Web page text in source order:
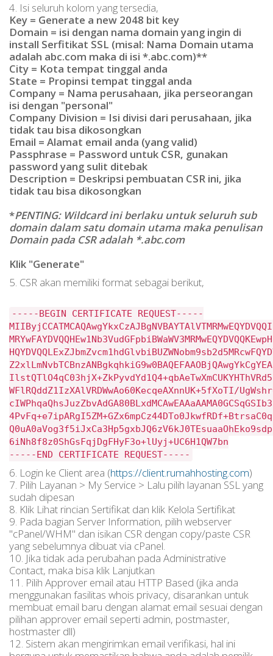
4. Isi seluruh kolom yang tersedia,
Key = Generate a new 2048 bit key
Domain = isi dengan nama domain yang ingin di
install Serfitikat SSL (misal: Nama Domain utama
adalah abc.com maka di isi *.abc.com)**
City = Kota tempat tinggal anda
State = Propinsi tempat tinggal anda
Company = Nama perusahaan, jika perseorangan
isi dengan "personal"
Company Division = Isi divisi dari perusahaan, jika
tidak tau bisa dikosongkan
Email = Alamat email anda (yang valid)
Passphrase = Password untuk CSR, gunakan
password yang sulit ditebak
Description = Deskripsi pembuatan CSR ini, jika
tidak tau bisa dikosongkan
*PENTING: Wildcard ini berlaku untuk seluruh sub
domain dalam satu domain utama maka penulisan
Domain pada CSR adalah *.abc.com
Klik "Generate"
5. CSR akan memiliki format sebagai berikut,
-----BEGIN CERTIFICATE REQUEST-----
WFlRQddZ1IzXAlVRDWwAo60KecqeAXnnUK+5fXoTI/
6iNh8f8z0ShGsFqjDgFHyF3o+lUyj+UC6H1QW7bn
-----END CERTIFICATE REQUEST-----
6. Login ke Client area (https://client.rumahhosting.com)
7. Pilih Layanan > My Service > Lalu pilih layanan SSL yang
sudah dipesan
8. Klik Lihat rincian Sertifikat dan klik Kelola Sertifikat
9. Pada bagian Server Information, pilih webserver
"cPanel/WHM" dan isikan CSR dengan copy/paste CSR
yang sebelumnya dibuat via cPanel.
10. Jika tidak ada perubahan pada Administrative
Contact, maka bisa klik Lanjutkan
11. Pilih Approver email atau HTTP Based (jika anda
menggunakan fasilitas whois privacy, disarankan untuk
membuat email baru dengan alamat email sesuai dengan
pilihan approver email seperti admin, postmaster,
hostmaster dll)
12. Sistem akan mengirimkan email verifikasi, hal ini